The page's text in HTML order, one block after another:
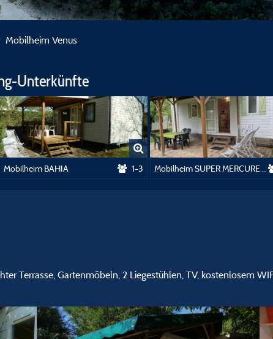
Mobilheim Venus
Unterkünfte
Mobilheim BAHIA 1-3
Terrasse, Gartenmöbeln, 2 Liegestühlen, TV, kostenlosem